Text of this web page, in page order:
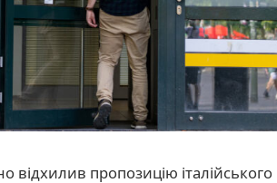
відхилив пропозицію